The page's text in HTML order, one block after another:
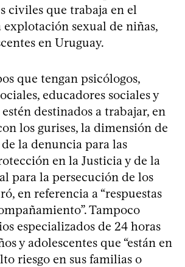
civiles que trabaja en el
explotación sexual de niñas,
en Uruguay.
que tengan psicólogos,
educadores sociales y
destinados a trabajar, en
los gurises, la dimensión de
la denuncia para las
en la Justicia y de la
para la persecución de los
en referencia a “respuestas
Tampoco
especializados de 24 horas
y adolescentes que “están en
riesgo en sus familias o